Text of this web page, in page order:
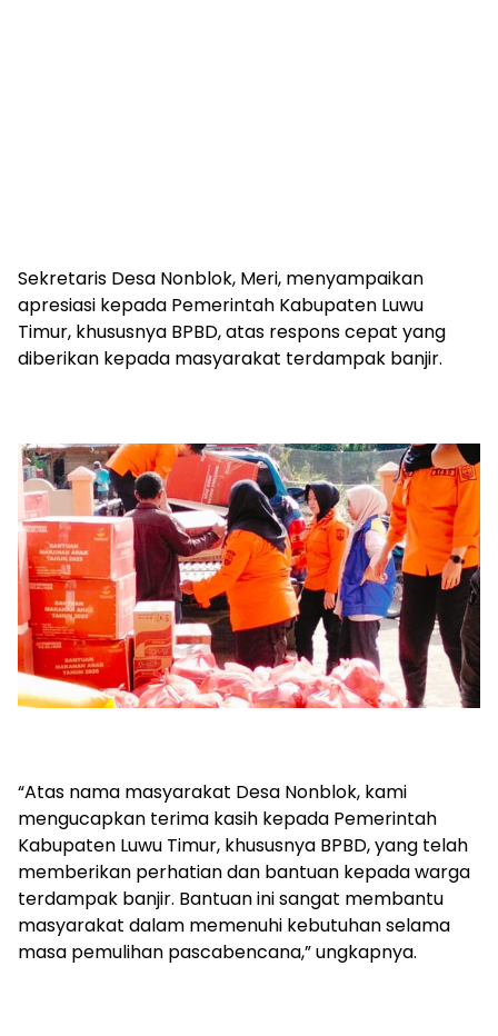
Sekretaris Desa Nonblok, Meri, menyampaikan
apresiasi kepada Pemerintah Kabupaten Luwu
Timur, khususnya BPBD, atas respons cepat yang
diberikan kepada masyarakat terdampak banjir.
“Atas nama masyarakat Desa Nonblok, kami
mengucapkan terima kasih kepada Pemerintah
Kabupaten Luwu Timur, khususnya BPBD, yang telah
memberikan perhatian dan bantuan kepada warga
terdampak banjir. Bantuan ini sangat membantu
masyarakat dalam memenuhi kebutuhan selama
masa pemulihan pascabencana,” ungkapnya.